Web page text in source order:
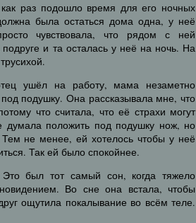
раз подошло время для его ночных
была остаться дома одна, у неё
чувствовала, что рядом с ней
подруге и та осталась у неё на ночь. На
ушёл на работу, мама незаметно
подушку. Она рассказывала мне, что
что считала, что её страхи могут
положить под подушку нож, но
не менее, ей хотелось чтобы у неё
Так ей было спокойнее.
был тот самый сон, когда тяжело
Во сне она встала, чтобы
ощутила покалывание во всём теле.